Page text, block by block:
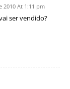
2010 At 1:11 pm
ser vendido?